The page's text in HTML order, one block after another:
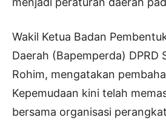
Wakil Ketua Badan
Daerah (Bapemperda) DPRD
Rohim, mengatakan
Kepemudaan kini telah
bersama organisasi